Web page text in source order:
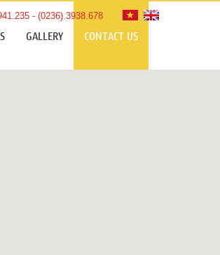
- (0236).3938.678
GALLERY CONTACT US